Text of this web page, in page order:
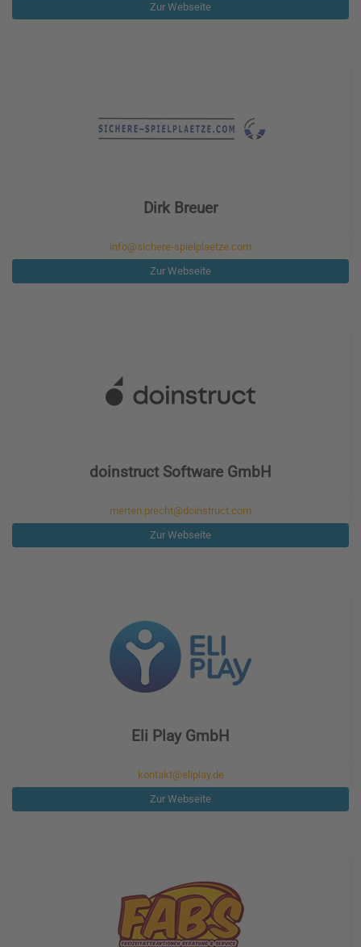
Zur Webseite
Dirk Breuer
info@sichere-spielplaetze.com
Zur Webseite
doinstruct Software GmbH
merten.precht@doinstruct.com
Zur Webseite
Eli Play GmbH
kontakt@eliplay.de
Zur Webseite